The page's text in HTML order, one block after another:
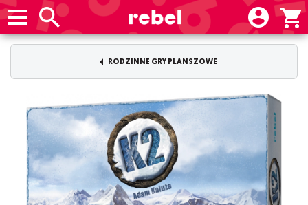
RODZINNE GRY PLANSZOWE